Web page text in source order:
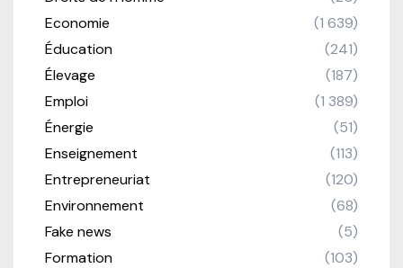
Economie
(1 639)
Éducation
(241)
Élevage
(187)
Emploi
(1 389)
Énergie
(51)
Enseignement
(113)
Entrepreneuriat
(120)
Environnement
(68)
Fake news
(5)
Formation
(103)